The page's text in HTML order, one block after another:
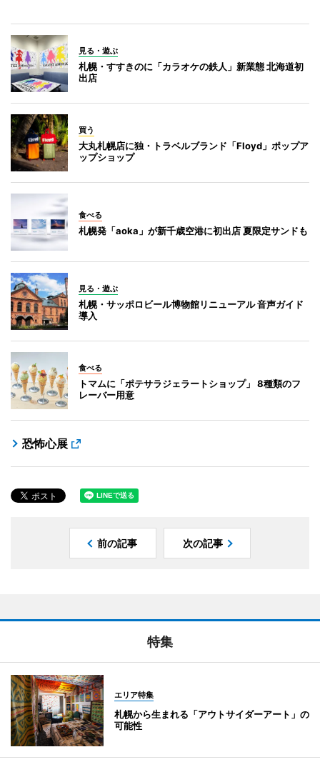
見る・遊ぶ
札幌・すすきのに「カラオケの鉄人」新業態 北海道初
出店
買う
大丸札幌店に独・トラベルブランド「Floyd」ポップア
ップショップ
食べる
札幌発「aoka」が新千歳空港に初出店 夏限定サンドも
見る・遊ぶ
札幌・サッポロビール博物館リニューアル 音声ガイド
導入
食べる
トマムに「ポテサラジェラートショップ」 8種類のフ
レーバー用意
恐怖心展
前の記事 次の記事
特集
エリア特集
札幌から生まれる「アウトサイダーアート」の
可能性